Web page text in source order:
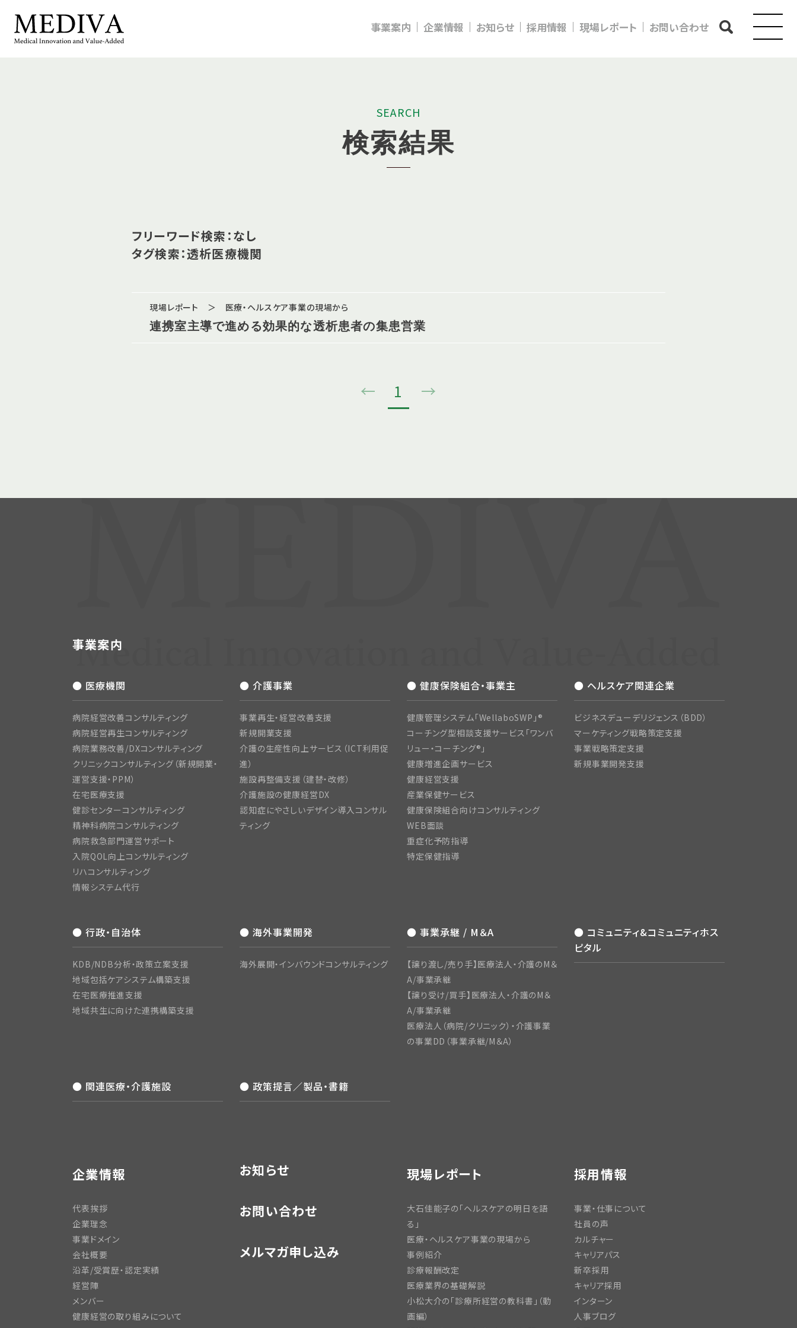
事業案内 企業情報 お知らせ 採用情報 現場レポート お問い合わせ
SEARCH
検索結果
フリーワード検索：なし
タグ検索：透析医療機関
現場レポート ＞ 医療・ヘルスケア事業の現場から
連携室主導で進める効果的な透析患者の集患営業
← 1 →
事業案内
● 医療機関
病院経営改善コンサルティング
病院経営再生コンサルティング
病院業務改善/DXコンサルティング
クリニックコンサルティング（新規開業・
運営支援・PPM）
在宅医療支援
健診センターコンサルティング
精神科病院コンサルティング
病院救急部門運営サポート
入院QOL向上コンサルティング
リハコンサルティング
情報システム代行
● 介護事業
事業再生・経営改善支援
新規開業支援
介護の生産性向上サービス（ICT利用促
進）
施設再整備支援（建替・改修）
介護施設の健康経営DX
認知症にやさしいデザイン導入コンサル
ティング
● 健康保険組合・事業主
健康管理システム「WellaboSWP」®
コーチング型相談支援サービス「ワンバ
リュー・コーチング®」
健康増進企画サービス
健康経営支援
産業保健サービス
健康保険組合向けコンサルティング
WEB面談
重症化予防指導
特定保健指導
● ヘルスケア関連企業
ビジネスデューデリジェンス（BDD）
マーケティング戦略策定支援
事業戦略策定支援
新規事業開発支援
● 行政・自治体
KDB/NDB分析・政策立案支援
地域包括ケアシステム構築支援
在宅医療推進支援
地域共生に向けた連携構築支援
● 海外事業開発
海外展開・インバウンドコンサルティング
● 事業承継 / M＆A
【譲り渡し/売り手】医療法人・介護のM＆
A/事業承継
【譲り受け/買手】医療法人・介護のM＆
A/事業承継
医療法人（病院/クリニック）・介護事業
の事業DD（事業承継/M＆A）
● コミュニティ&コミュニティホス
ピタル
● 関連医療・介護施設 ● 政策提言／製品・書籍
企業情報
代表挨拶
企業理念
事業ドメイン
会社概要
沿革/受賞歴・認定実績
経営陣
メンバー
健康経営の取り組みについて
お知らせ
お問い合わせ
メルマガ申し込み
現場レポート
大石佳能子の「ヘルスケアの明日を語
る」
医療・ヘルスケア事業の現場から
事例紹介
診療報酬改定
医療業界の基礎解説
小松大介の「診療所経営の教科書」（動
画編）
採用情報
事業・仕事について
社員の声
カルチャー
キャリアパス
新卒採用
キャリア採用
インターン
人事ブログ